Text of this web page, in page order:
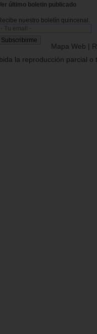
último boletin publicado
nuestro boletín quincenal.
Mapa Web |
la reproducción parcial o